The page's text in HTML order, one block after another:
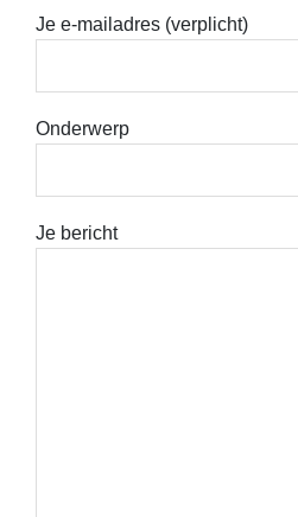
Je e-mailadres (verplicht)
Onderwerp
Je bericht